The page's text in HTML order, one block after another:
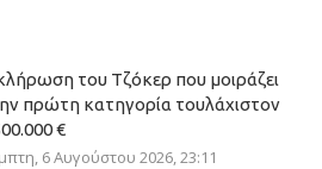
του Τζόκερ που μοιράζει
πρώτη κατηγορία τουλάχιστον
€
6 Αυγούστου 2026, 23:11